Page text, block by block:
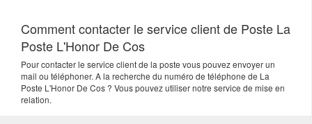
Comment contacter le service client de Poste La
Poste L'Honor De Cos
Pour contacter le service client de la poste vous pouvez envoyer un
mail ou téléphoner. A la recherche du numéro de téléphone de La
Poste L'Honor De Cos ? Vous pouvez utiliser notre service de mise en
relation.